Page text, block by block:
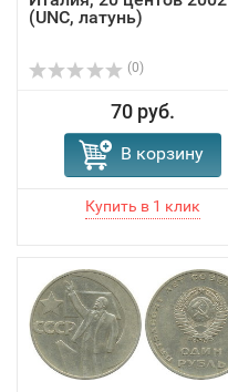
(UNC, латунь)
(0)
70 руб.
В корзину